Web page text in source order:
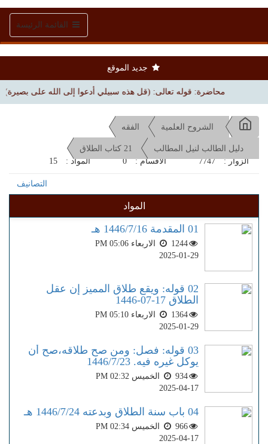
Toggle
navigation
القائمة الرئيسة
جديد الموقع
محاضرة: قوله تعالى: (قل هذه سبيلي أدعوا إلى الله على بصيرة) | بجامع
الشروح العلمية الفقه
دليل الطالب لنيل المطالب
21 كتاب الطلاق
الزوار :
7747 الاقسام : 0 المواد : 15
التصانيف
المواد
01 المقدمة 1446/7/16 هـ
1244
الاربعاء PM 05:06
2025-01-29
02 قوله: ويقع طلاق المميز إن عقل
الطلاق 17-07-1446
1364
الاربعاء PM 05:10
2025-01-29
03 قوله: فصل: ومن صح طلاقه،صح أن
يوكل غيره فيه. 1446/7/23
934
الخميس PM 02:32
2025-04-17
04 باب سنة الطلاق وبدعته 1446/7/24 هـ
966
الخميس PM 02:34
2025-04-17